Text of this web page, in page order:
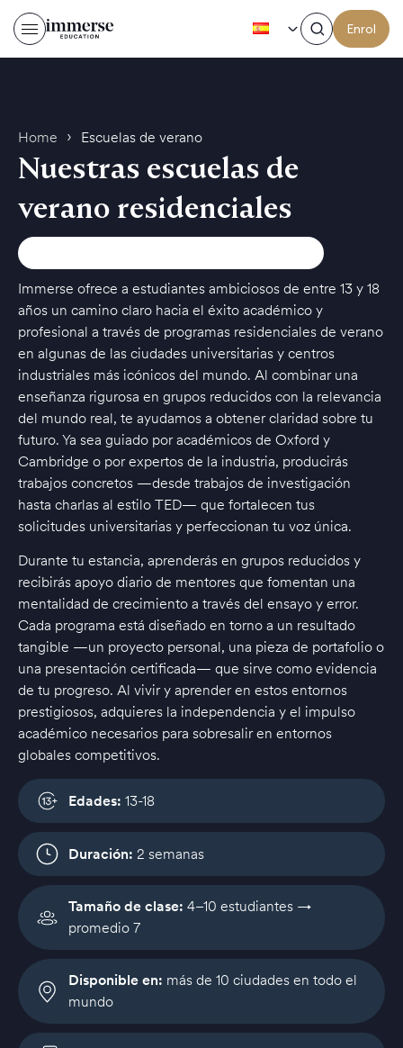
Enrol
Home › Escuelas de verano
Nuestras escuelas de
verano residenciales
Immerse ofrece a estudiantes ambiciosos de entre 13 y 18
años un camino claro hacia el éxito académico y
profesional a través de programas residenciales de verano
en algunas de las ciudades universitarias y centros
industriales más icónicos del mundo. Al combinar una
enseñanza rigurosa en grupos reducidos con la relevancia
del mundo real, te ayudamos a obtener claridad sobre tu
futuro. Ya sea guiado por académicos de Oxford y
Cambridge o por expertos de la industria, producirás
trabajos concretos —desde trabajos de investigación
hasta charlas al estilo TED— que fortalecen tus
solicitudes universitarias y perfeccionan tu voz única.
Durante tu estancia, aprenderás en grupos reducidos y
recibirás apoyo diario de mentores que fomentan una
mentalidad de crecimiento a través del ensayo y error.
Cada programa está diseñado en torno a un resultado
tangible —un proyecto personal, una pieza de portafolio o
una presentación certificada— que sirve como evidencia
de tu progreso. Al vivir y aprender en estos entornos
prestigiosos, adquieres la independencia y el impulso
académico necesarios para sobresalir en entornos
globales competitivos.
Edades: 13-18
Duración: 2 semanas
Tamaño de clase:4–10 estudiantes →
promedio 7
Disponible en: más de 10 ciudades en todo el
mundo